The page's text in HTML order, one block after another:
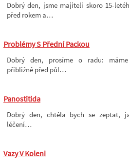
Dobrý den, jsme majiteli skoro 15-
před rokem a…
Problémy S Přední Packou
Dobrý den, prosíme o radu:
přibližně před půl…
Panostitida
Dobrý den, chtěla bych se zeptat,
léčení…
Vazy V Koleni